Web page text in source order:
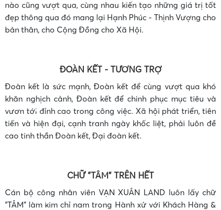
•
nào cũng vượt qua, cùng nhau kiến tạo những giá trị tốt
đẹp thông qua đó mang lại Hạnh Phúc - Thịnh Vượng cho
bản thân, cho Cộng Đồng cho Xã Hội.
ĐOÀN KẾT - TƯƠNG TRỢ
Đoàn kết là sức mạnh, Đoàn kết để cùng vượt qua khó
khăn nghịch cảnh, Đoàn kết để chinh phục mục tiêu và
vươn tới đỉnh cao trong công việc. Xã hội phát triển, tiên
tiến và hiện đại, cạnh tranh ngày khốc liệt, phải luôn đề
cao tinh thần Đoàn kết, Đại đoàn kết.
CHỮ "TÂM" TRÊN HẾT
Cán bộ công nhân viên VẠN XUÂN LAND luôn lấy chữ
"TÂM" làm kim chỉ nam trong Hành xử với Khách Hàng &